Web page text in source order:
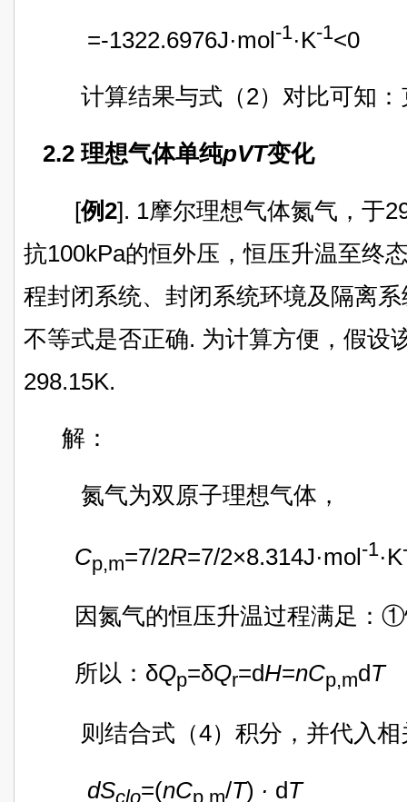
=-1322.6976J·mol-1·K-1<0
计算结果与式（2）对比可知：
2.2 理想气体单纯pVT变化
[例2]. 1摩尔理想气体氮气，于
抗100kPa的恒外压，恒压升温至终
程封闭系统、封闭系统环境及隔离
不等式是否正确. 为计算方便，假设
298.15K.
解：
氮气为双原子理想气体，
Cp,m=7/2R=7/2×8.314J·mol-1·K
因氮气的恒压升温过程满足：①
所以：δQp=δQr=dH=nCp,md
则结合式（4）积分，并代入
dSclo=(nCp,m/T) · dT